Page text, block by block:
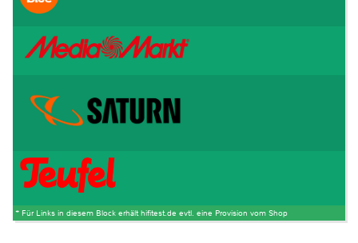
* Für Links in diesem Block erhält hifitest.de evtl. eine Provision vom Shop